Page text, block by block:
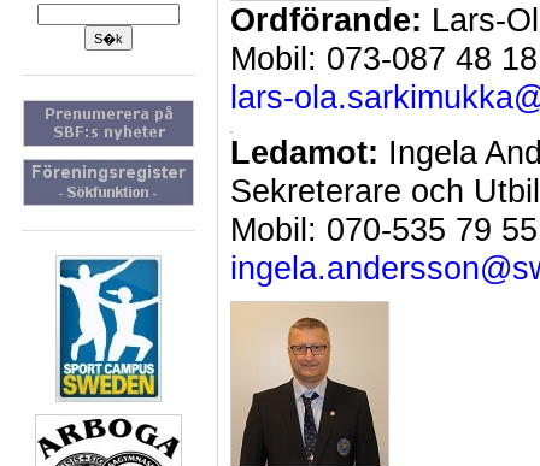
Ordförande: Lars-
Mobil: 073-087 48 18
lars-
Ledamot: Ingela
Sekreterare och
Mobil: 070-535 79 55